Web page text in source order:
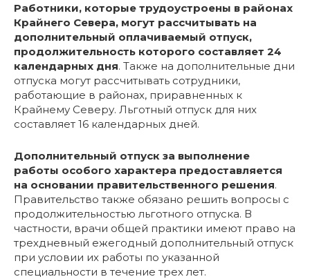
Работники, которые трудоустроены в районах
Крайнего Севера, могут рассчитывать на
дополнительный оплачиваемый отпуск,
продолжительность которого составляет 24
календарных дня. Также на дополнительные дни
отпуска могут рассчитывать сотрудники,
работающие в районах, приравненных к
Крайнему Северу. Льготный отпуск для них
составляет 16 календарных дней.
Дополнительный отпуск за выполнение
работы особого характера предоставляется
на основании правительственного решения.
Правительство также обязано решить вопросы с
продолжительностью льготного отпуска. В
частности, врачи общей практики имеют право на
трехдневный ежегодный дополнительный отпуск
при условии их работы по указанной
специальности в течение трех лет.